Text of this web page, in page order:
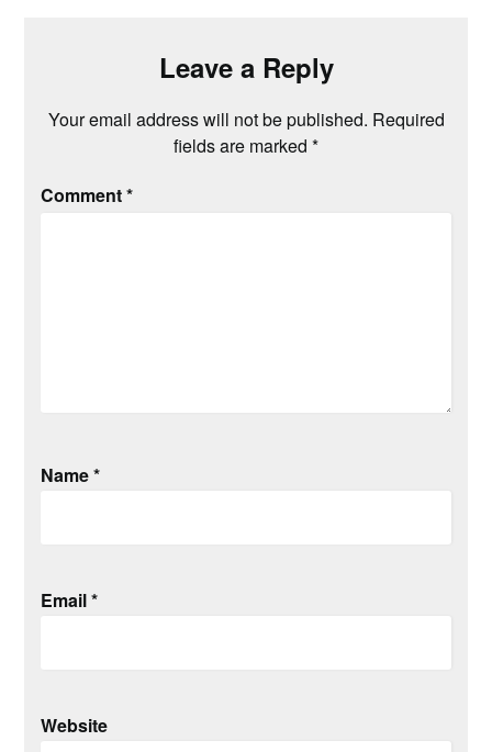
Leave a Reply
Your email address will not be published. Required
fields are marked *
Comment*
Name*
Email*
Website